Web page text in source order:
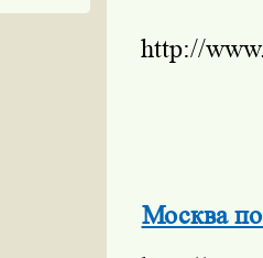
http://
Москва